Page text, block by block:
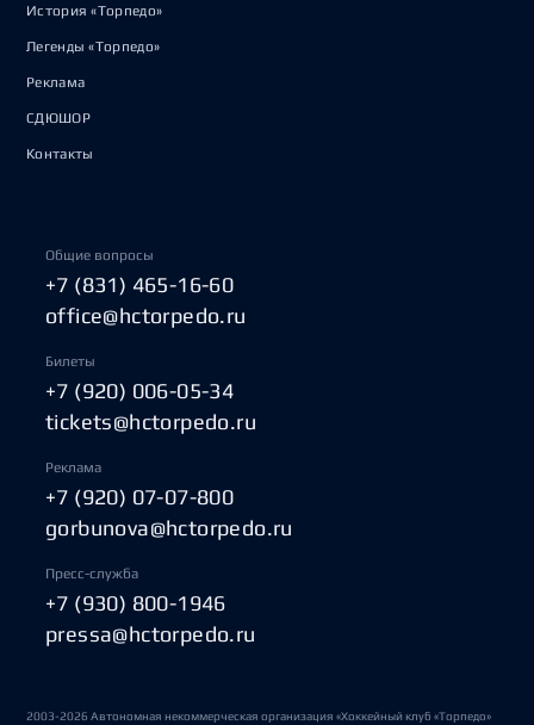
История «Торпедо»
Легенды «Торпедо»
Реклама
СДЮШОР
Контакты
Общие вопросы
+7 (831) 465-16-60
office@hctorpedo.ru
Билеты
+7 (920) 006-05-34
tickets@hctorpedo.ru
Реклама
+7 (920) 07-07-800
gorbunova@hctorpedo.ru
Пресс-служба
+7 (930) 800-1946
pressa@hctorpedo.ru
2003-2026 Автономная некоммерческая организация «Хоккейный клуб «Торпедо»